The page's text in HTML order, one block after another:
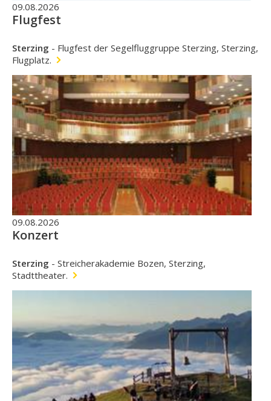
09.08.2026
Flugfest
Sterzing - Flugfest der Segelfluggruppe Sterzing, Sterzing,
Flugplatz.
09.08.2026
Konzert
Sterzing - Streicherakademie Bozen, Sterzing,
Stadttheater.